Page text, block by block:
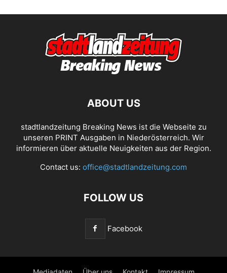
ABOUT US
stadtlandzeitung Breaking News ist die Webseite zu
unseren PRINT Ausgaben in Niederösterreich. Wir
informieren über aktuelle Neuigkeiten aus der Region.
Contact us: office@stadtlandzeitung.com
FOLLOW US
Facebook